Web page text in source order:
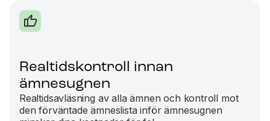
Realtidskontroll innan
ämnesugnen
Realtidsavläsning av alla ämnen och kontroll mot
den förväntade ämneslista inför ämnesugnen